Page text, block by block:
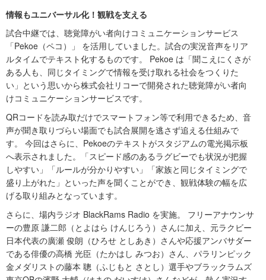
情報もユニバーサル化！観戦を支える
試合中継では、聴覚障がい者向けコミュニケーションサービス
「Pekoe（ペコ）」 を活用していました。試合の実況音声をリア
ルタイムでテキスト化するものです。 Pekoe は「聞こえにくさが
ある人も、同じタイミングで情報を受け取れる社会をつくりた
い」という思いから株式会社リコーで開発された聴覚障がい者向
けコミュニケーションサービスです。
QRコードを読み取だけでスマートフォン等で利用できるため、音
声が聞き取りづらい場面でも試合展開を逃さず追える仕組みで
す。 今回はさらに、Pekoeのテキストがスタジアムの電光掲示板
へ表示されました。「スピード感のあるラグビーでも状況が把握
しやすい」「ルールが分かりやすい」「家族と同じタイミングで
盛り上がれた」といった声を聞くことができ、観戦体験の幅を広
げる取り組みとなっています。
さらに、場内ラジオ BlackRams Radio を実施。 フリーアナウンサ
ーの豊原 謙二郎（とよはら けんじろう）さんに加え、元ラクビー
日本代表の廣瀬 俊朗（ひろせ としあき）さんや応援アンバサダー
である俳優の高橋 光臣（たかはし みつお）さん、パラリンピック
金メダリストの藤本 聰（ふじもと さとし）選手やブラックラムズ